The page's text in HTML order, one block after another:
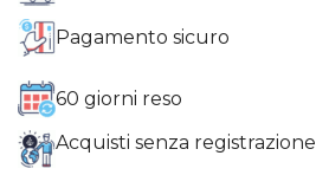
Pagamento sicuro
60 giorni reso
Acquisti senza registrazione